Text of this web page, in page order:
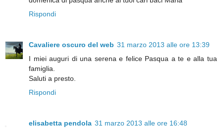
Rispondi
Cavaliere oscuro del web 31 marzo 2013 alle ore 13:39
I miei auguri di una serena e felice Pasqua a te e alla tua
famiglia.
Saluti a presto.
Rispondi
elisabetta pendola 31 marzo 2013 alle ore 16:48